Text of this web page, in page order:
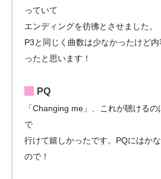
っていて
エンディングを彷彿とさせました。
P3と同じく曲数は少なかったけど
ったと思います！
PQ
「Changing me」、これが聴ける
で
行けて嬉しかったです。PQにはか
ので！